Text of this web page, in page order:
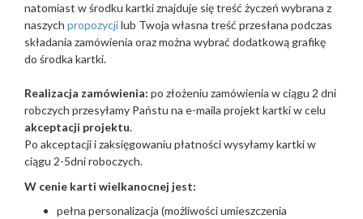
natomiast w środku kartki znajduje się treść życzeń wybrana z
naszych propozycjilub Twoja własna treść przesłana podczas
składania zamówienia oraz można wybrać dodatkową grafikę
do środka kartki.
Realizacja zamówienia: po złożeniu zamówienia w ciągu 2 dni
robczych przesyłamy Państu na e-maila projekt kartki w celu
akceptacji projektu.
Po akceptacji i zaksięgowaniu płatności wysyłamy kartki w
ciągu 2-5dni roboczych.
W cenie karti wielkanocnej jest:
pełna personalizacja (możliwości umieszczenia